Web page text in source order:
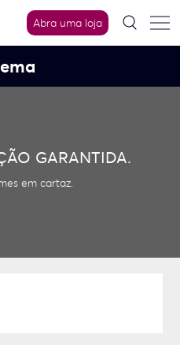
Abra uma loja
GARANTIDA.
em cartaz.